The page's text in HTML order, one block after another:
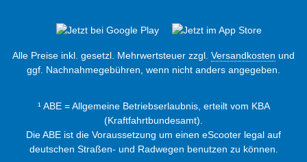
Alle Preise inkl. gesetzl. Mehrwertsteuer zzgl. Versandkosten und
ggf. Nachnahmegebühren, wenn nicht anders angegeben.
¹ ABE = Allgemeine Betriebserlaubnis, erteilt vom KBA
(Kraftfahrtbundesamt).
Die ABE ist die Voraussetzung um einen eScooter legal auf
deutschen Straßen- und Radwegen benutzen zu können.